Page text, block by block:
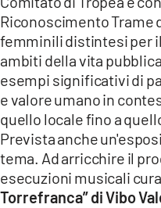
Riconoscimento Trame
femminili distintesi per
ambiti della vita
esempi significativi di
e valore umano in
quello locale fino a
Prevista anche
tema. Ad arricchire il
esecuzioni musicali
Torrefranca” di Vibo